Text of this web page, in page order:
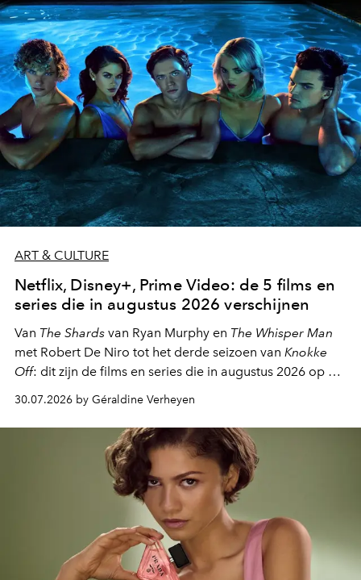
moment van verwondering.
ART & CULTURE
Netflix, Disney+, Prime Video: de 5 films en
series die in augustus 2026 verschijnen
Van The Shards van Ryan Murphy en The Whisper Man
met Robert De Niro tot het derde seizoen van Knokke
Off: dit zijn de films en series die in augustus 2026 op de
streamingplatformen verschijnen.
30.07.2026 by Géraldine Verheyen